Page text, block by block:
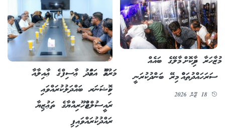
މުޒާހަރާ ދިމާކޮށް މާލޭގެ ބައެއް
ސަރަހައްދުތައްް މިރޭ ބަންދުކުރަނީ
18 ޖޫން 2026
މަރުޙޫމް އަޙްމަދު ޢާސިފްގެ ޢާއިލާއާ
ކޮމިޝަނަރ ބައްދަލުކުރައްވައި
ރައީސުލްޖުމްހޫރިއްޔާގެ ތަޢުޒިޔާ
ރައްދުކުރައްވައިފި